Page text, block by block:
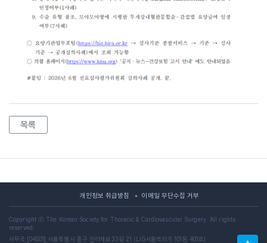
목록
개인정보 취급방침 이메일 무단수집 거부
Copyright ⓒ The Korean Society for Thoracic & Cardiovascular Surgery. All rights
reserved.
사무국 [04501] 서울특별시 중구 만리재로33길 21 (LIG서울역리가 101동 401호)